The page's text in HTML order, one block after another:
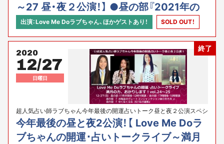
～27 昼・夜２公演！】 ●昼の部『2021年の
手相と風水スペシャル』●夜の部『今年の皆
さんの運勢を占います教えますスペシャ
ル』
出演：Love Me Doラブちゃん、ほかゲストあり！ SOLD OUT！
終了
2020
12/27
日曜日
超人気占い師ラブちゃん今年最後の開運占いトーク昼と夜２公演スペシ
ャル!!
今年最後の昼と夜2公演！【 Love Me Doラ
ブちゃんの開運･占いトークライブ～満月